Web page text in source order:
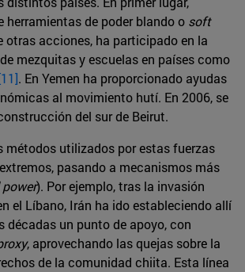
herramientas de poder blando o soft
otras acciones, ha participado en la
mezquitas y escuelas en países como
. En Yemen ha proporcionado ayudas
al movimiento hutí. En 2006, se
del sur de Beirut.
métodos utilizados por estas fuerzas
pasando a mecanismos más
). Por ejemplo, tras la invasión
el Líbano, Irán ha ido estableciendo allí
décadas un punto de apoyo, con
, aprovechando las quejas sobre la
de la comunidad chiita. Esta línea